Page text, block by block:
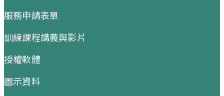
服務申請表單
訓練課程講義與影片
授權軟體
圖示資料